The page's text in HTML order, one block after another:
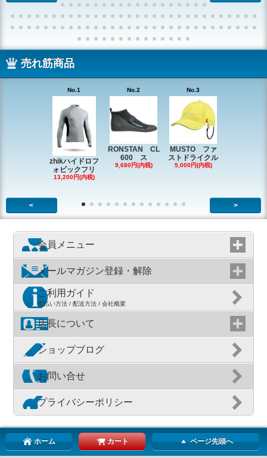
売れ筋商品
No.1
zhikハイドロフ
ォビックフリ
13,200円(内税)
No.2
RONSTAN CL
600 ス
9,680円(内税)
No.3
MUSTO ファ
ストドライクル
5,000円(内税)
< >
会員メニュー
メールマガジン登録・解除
ご利用ガイド
支払い方法 / 配送方法 / 会社概要
店長について
ショップブログ
お問い合せ
プライバシーポリシー
ホーム カート ページ先頭へ